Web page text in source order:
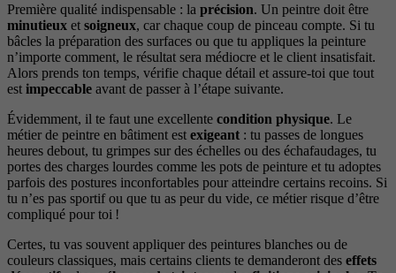
Première qualité indispensable : la précision. Un peintre doit être
minutieux et soigneux, car chaque coup de pinceau compte. Si tu
bâcles la préparation des surfaces ou que tu appliques la peinture
n’importe comment, le résultat sera médiocre et le client insatisfait.
Alors prends ton temps, vérifie chaque détail et assure-toi que tout
est impeccable avant de passer à l’étape suivante.
Évidemment, il te faut une excellente condition physique. Le
métier de peintre en bâtiment est exigeant : tu passes de longues
heures debout, tu grimpes sur des échelles ou des échafaudages, tu
portes des charges lourdes comme les pots de peinture et tu adoptes
parfois des postures inconfortables pour atteindre certains recoins. Si
tu n’es pas sportif ou que tu as peur du vide, ce métier risque d’être
compliqué pour toi !
Certes, tu vas souvent appliquer des peintures blanches ou de
couleurs classiques, mais certains clients te demanderont des effets